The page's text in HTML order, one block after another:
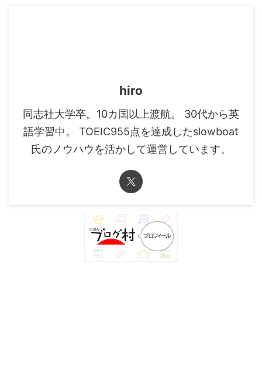
hiro
同志社大学卒。10カ国以上渡航。 30代から英
語学習中。 TOEIC955点を達成したslowboat
氏のノウハウを活かして運営しています。